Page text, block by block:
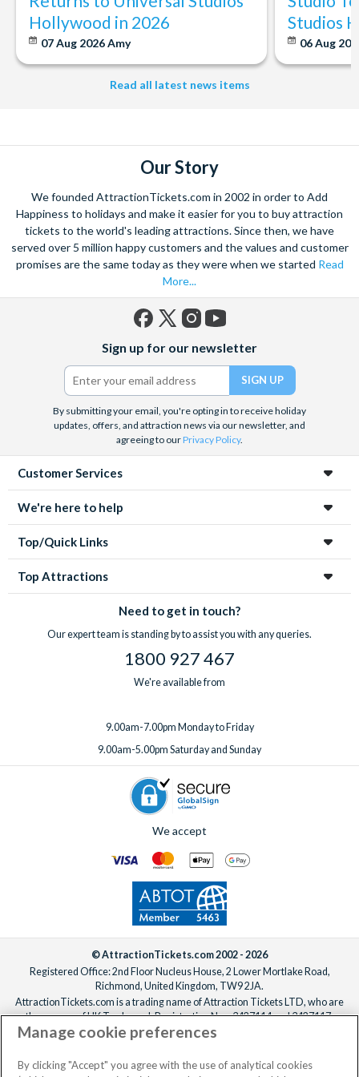
Hollywood in 2026
07 Aug 2026Amy
Studios
06 Aug
Read all latest news items
Our Story
We founded AttractionTickets.com in 2002 in order to Add
Happiness to holidays and make it easier for you to buy attraction
tickets to the world's leading attractions. Since then, we have
served over 5 million happy customers and the values and customer
promises are the same today as they were when we started Read
More...
(formerly
Twitter)
Sign up for our newsletter
By submitting your email, you're opting in to receive holiday
updates, offers, and attraction news via our newsletter, and
agreeing to ourPrivacy Policy.
Customer Services
We're here to help
Top/Quick Links
Top Attractions
Need to get in touch?
Our expert team is standing by to assist you with any queries.
1800 927 467
We're available from
9.00am-7.00pm Monday to Friday
9.00am-5.00pm Saturday and Sunday
We accept
© AttractionTickets.com 2002 - 2026
Registered Office: 2nd Floor Nucleus House, 2 Lower Mortlake Road,
Richmond, United Kingdom, TW9 2JA.
AttractionTickets.com is a trading name of Attraction Tickets LTD, who are
the owners of UK Trademark Registration Nos. 3427114 and 3427117.
Registered in England with registered number 4390984 and VAT Number
When you book with AttractionTickets.com, you can travel with confidence
Manage cookie preferences
By clicking "Accept" you agree with the use of analytical cookies